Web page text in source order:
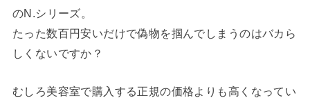
のN.シリーズ。
たった数百円安いだけで偽物を掴んでしまうのはバカら
しくないですか？
むしろ美容室で購入する正規の価格よりも高くなってい